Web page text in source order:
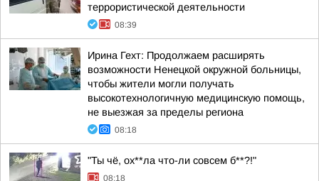
террористической деятельности
08:39
Ирина Гехт: Продолжаем расширять
возможности Ненецкой окружной больницы,
чтобы жители могли получать
высокотехнологичную медицинскую помощь,
не выезжая за пределы региона
08:18
"Ты чё, ох**ла что-ли совсем б**?!"
08:18